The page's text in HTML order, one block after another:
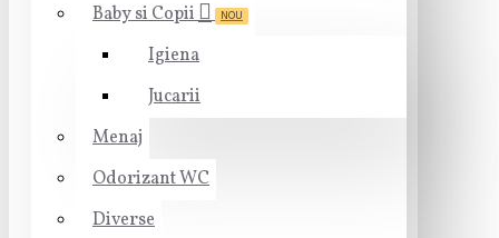
Baby si Copii
NOU
Igiena
Jucarii
Menaj
Odorizant WC
Diverse